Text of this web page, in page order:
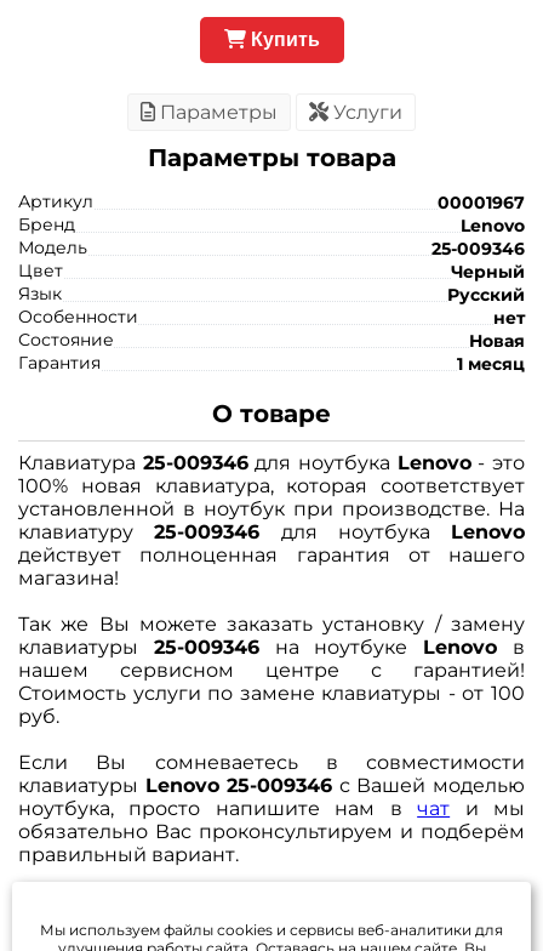
Мы используем файлы cookies и сервисы веб-аналитики для
Купить
Параметры Услуги
Параметры товара
Артикул
00001967
Бренд
Lenovo
Модель
25-009346
Цвет
Черный
Язык
Русский
Особенности
нет
Состояние
Новая
Гарантия
1 месяц
О товаре
Клавиатура 25-009346для ноутбука Lenovo- это
100% новая клавиатура, которая соответствует
установленной в ноутбук при производстве. На
клавиатуру25-009346 для ноутбука Lenovo
действует полноценная гарантия от нашего
магазина!
Так же Вы можете заказать установку / замену
клавиатуры 25-009346на ноутбуке Lenovo в
нашем сервисном центре с гарантией!
Стоимость услуги по замене клавиатуры - от 100
руб.
Если Вы сомневаетесь в совместимости
клавиатуры Lenovo 25-009346 с Вашей моделью
ноутбука, просто напишите нам вчат и мы
обязательно Вас проконсультируем и подберём
правильный вариант.